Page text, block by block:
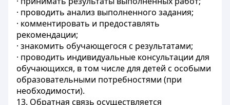
· проводить анализ выполненного задания;
· комментировать и предоставлять
рекомендации;
· знакомить обучающегося с результатами;
· проводить индивидуальные консультации для
обучающихся, в том числе для детей с особыми
образовательными потребностями (при
необходимости).
13. Обратная связь осуществляется